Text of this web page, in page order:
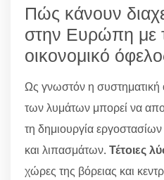
Πώς κάνουν
στην Ευρώπη με
οικονομικό
Ως γνωστόν η συστηματική
των λυμάτων μπορεί να
τη δημιουργία
και λιπασμάτων. Τέτοιες
χώρες της βόρειας και